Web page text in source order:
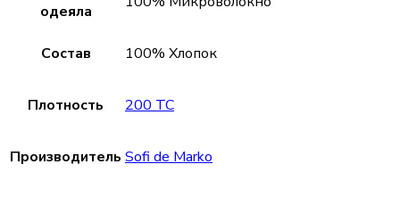
одеяла
Состав 100% Хлопок
Плотность 200 TC
Производитель Sofi de Marko